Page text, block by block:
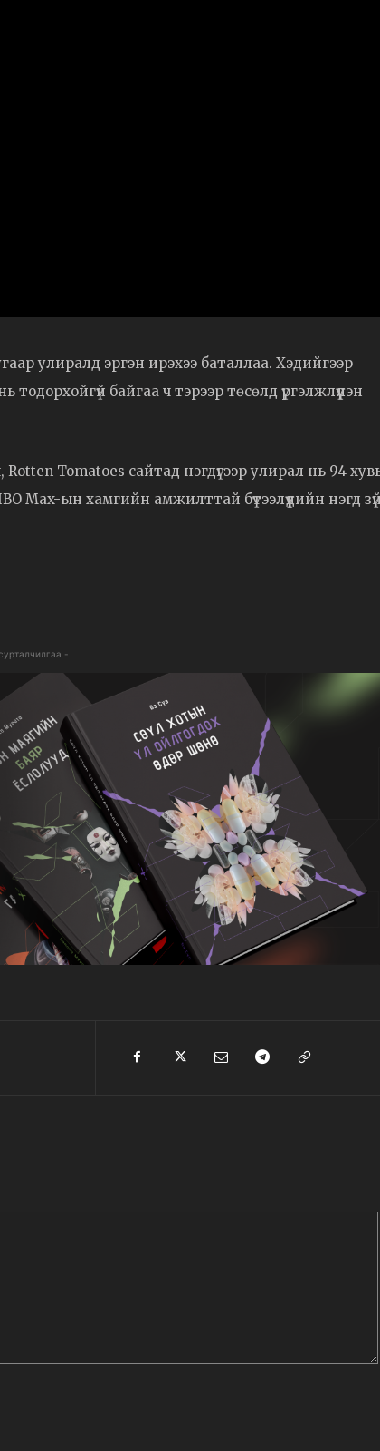
улиралд эргэн ирэхээ баталлаа. Хэдийгээр
байгаа ч тэрээр төсөлд үргэлжлүүлэн
Rotten Tomatoes сайтад нэгдүгээр улирал нь 94
Max-ын хамгийн амжилттай бүтээлүүдийн нэгд
-